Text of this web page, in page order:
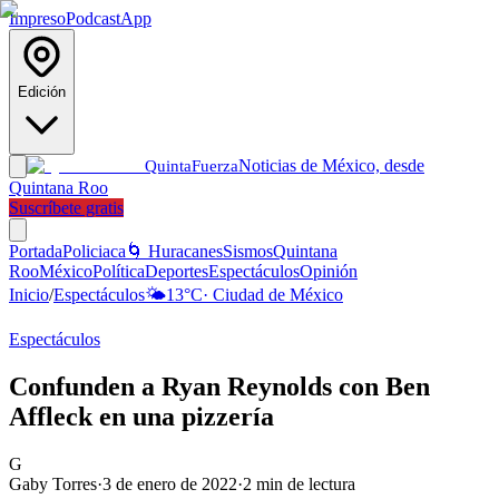
ImpresoPodcastApp
Edición
QuintaFuerzaNoticias de México, desde
Quintana Roo
Suscríbete gratis
PortadaPoliciaca 🌀 HuracanesSismosQuintana
RooMéxicoPolíticaDeportesEspectáculosOpinión
Inicio/Espectáculos🌤️13°C· Ciudad de México
Espectáculos
Confunden a Ryan Reynolds con Ben
Affleck en una pizzería
G
Gaby Torres·3 de enero de 2022·2 min de lectura